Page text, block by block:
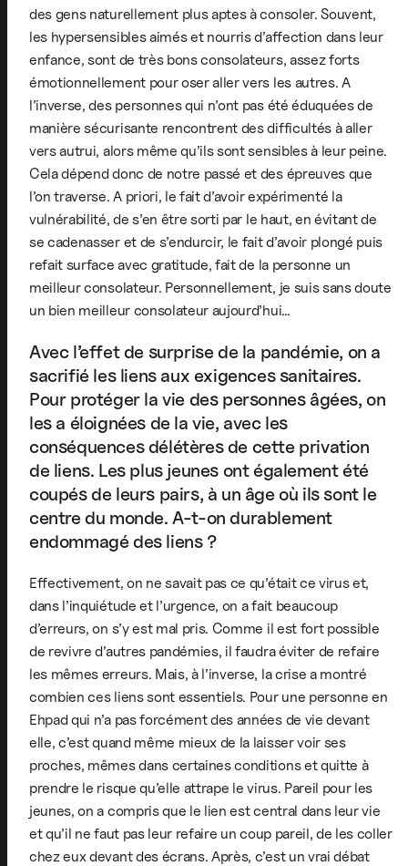
des gens naturellement plus aptes à consoler. Souvent,
les hypersensibles aimés et nourris d’affection dans leur
enfance, sont de très bons consolateurs, assez forts
émotionnellement pour oser aller vers les autres. A
l’inverse, des personnes qui n’ont pas été éduquées de
manière sécurisante rencontrent des difficultés à aller
vers autrui, alors même qu’ils sont sensibles à leur peine.
Cela dépend donc de notre passé et des épreuves que
l’on traverse. A priori, le fait d’avoir expérimenté la
vulnérabilité, de s’en être sorti par le haut, en évitant de
se cadenasser et de s’endurcir, le fait d’avoir plongé puis
refait surface avec gratitude, fait de la personne un
meilleur consolateur. Personnellement, je suis sans doute
un bien meilleur consolateur aujourd’hui…
Avec l’effet de surprise de la pandémie, on a
sacrifié les liens aux exigences sanitaires.
Pour protéger la vie des personnes âgées, on
les a éloignées de la vie, avec les
conséquences délétères de cette privation
de liens. Les plus jeunes ont également été
coupés de leurs pairs, à un âge où ils sont le
centre du monde. A-t-on durablement
endommagé des liens ?
Effectivement, on ne savait pas ce qu’était ce virus et,
dans l’inquiétude et l’urgence, on a fait beaucoup
d’erreurs, on s’y est mal pris. Comme il est fort possible
de revivre d’autres pandémies, il faudra éviter de refaire
les mêmes erreurs. Mais, à l’inverse, la crise a montré
combien ces liens sont essentiels. Pour une personne en
Ehpad qui n’a pas forcément des années de vie devant
elle, c’est quand même mieux de la laisser voir ses
proches, mêmes dans certaines conditions et quitte à
prendre le risque qu’elle attrape le virus. Pareil pour les
jeunes, on a compris que le lien est central dans leur vie
et qu’il ne faut pas leur refaire un coup pareil, de les coller
chez eux devant des écrans. Après, c’est un vrai débat